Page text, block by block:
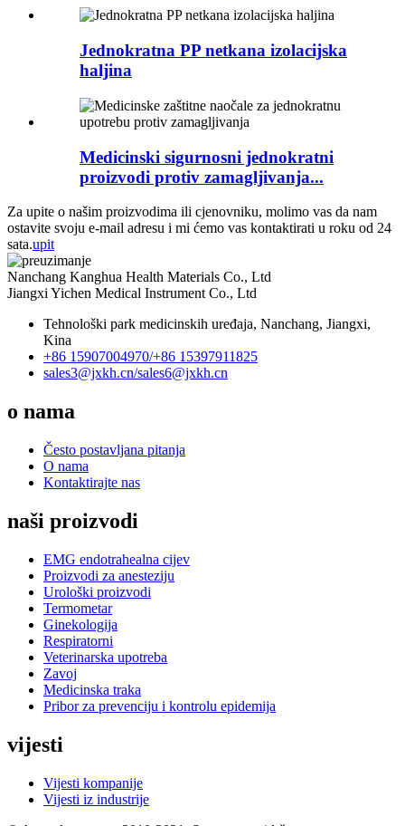
Jednokratna PP netkana izolacijska
haljina
Medicinski sigurnosni jednokratni
proizvodi protiv zamagljivanja...
Za upite o našim proizvodima ili cjenovniku, molimo vas da nam
ostavite svoju e-mail adresu i mi ćemo vas kontaktirati u roku od 24
sata.upit
Nanchang Kanghua Health Materials Co., Ltd
Jiangxi Yichen Medical Instrument Co., Ltd
Tehnološki park medicinskih uređaja, Nanchang, Jiangxi,
Kina
+86 15907004970/+86 15397911825
sales3@jxkh.cn/sales6@jxkh.cn
o nama
Često postavljana pitanja
O nama
Kontaktirajte nas
naši proizvodi
EMG endotrahealna cijev
Proizvodi za anesteziju
Urološki proizvodi
Termometar
Ginekologija
Respiratorni
Veterinarska upotreba
Zavoj
Medicinska traka
Pribor za prevenciju i kontrolu epidemija
vijesti
Vijesti kompanije
Vijesti iz industrije